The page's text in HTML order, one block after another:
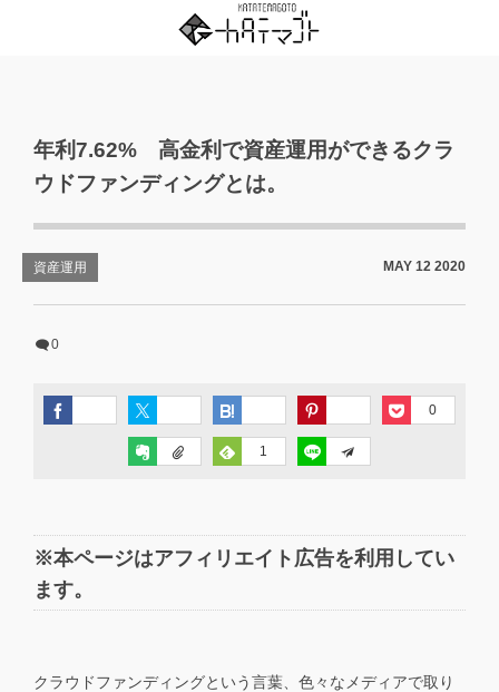
年利7.62% 高金利で資産運用ができるクラ
ウドファンディングとは。
資産運用 MAY 12 2020
0
0
1
※本ページはアフィリエイト広告を利用してい
ます。
クラウドファンディングという言葉、色々なメディアで取り